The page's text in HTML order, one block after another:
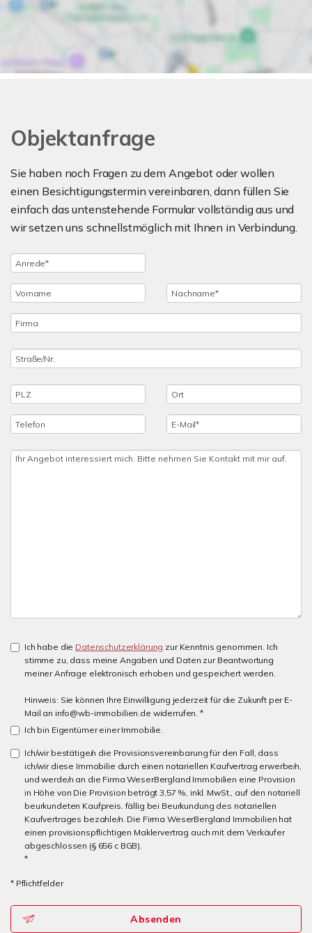
Objektanfrage
Sie haben noch Fragen zu dem Angebot oder wollen
einen Besichtigungstermin vereinbaren, dann füllen Sie
einfach das untenstehende Formular vollständig aus und
wir setzen uns schnellstmöglich mit Ihnen in Verbindung.
Ich habe die Datenschutzerklärung zur Kenntnis genommen. Ich
stimme zu, dass meine Angaben und Daten zur Beantwortung
meiner Anfrage elektronisch erhoben und gespeichert werden.
Hinweis: Sie können Ihre Einwilligung jederzeit für die Zukunft per E-
Mail an info@wb-immobilien.de widerrufen. *
Ich bin Eigentümer einer Immobilie.
Ich/wir bestätige/n die Provisionsvereinbarung für den Fall, dass
ich/wir diese Immobilie durch einen notariellen Kaufvertrag erwerbe/n,
und werde/n an die Firma WeserBergland Immobilien eine Provision
in Höhe von Die Provision beträgt 3,57 %, inkl. MwSt., auf den notariell
beurkundeten Kaufpreis. fällig bei Beurkundung des notariellen
Kaufvertrages bezahle/n. Die Firma WeserBergland Immobilien hat
einen provisionspflichtigen Maklervertrag auch mit dem Verkäufer
abgeschlossen (§ 656 c BGB).
*
* Pflichtfelder
Absenden